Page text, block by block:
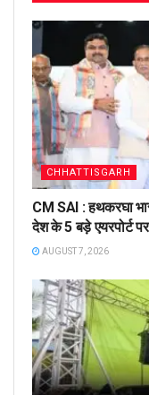
CHHATTISGARH
CM SAI : हथकरघा
देश के 5 बड़े एयरपोर्ट
AUGUST 7, 2026